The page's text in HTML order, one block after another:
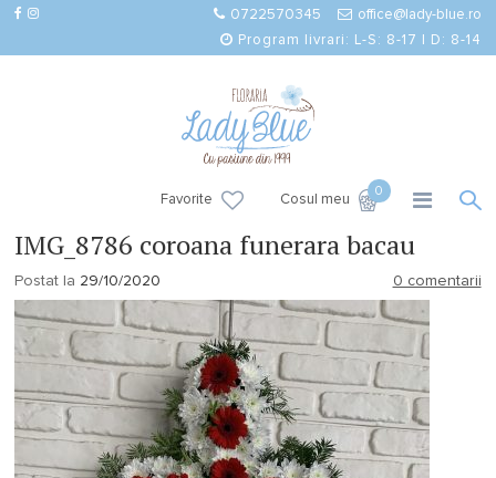
0722570345
office@lady-blue.ro
Program livrari: L-S: 8-17 | D: 8-14
Favorite Cosul meu
0
IMG_8786 coroana funerara bacau
Postat la 29/10/2020 0 comentarii